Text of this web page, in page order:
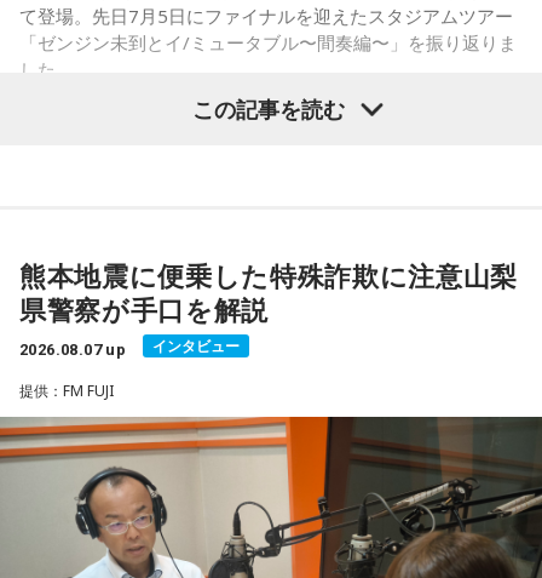
・旅行や出張へ出発する
・新しい挑戦を始める
一方で、「戻る」という意味合いから、結婚や結納などのお
寅の日は、お金に関する縁起の良い日として知られているこ
とから、財布を購入したり、使い始めたりするタイミングと
して選ぶ人もいます。
「お金が無事に戻ってくる」という言い伝えに由来するもの
で、開運アクションとして親しまれている考え方です。
ただし、財布を新調したからといって金運の上昇が保証され
るわけではありません。あくまでも縁起担ぎとして取り入れ
られている習慣です。
て登場。先日7月5日にファイナルを迎えたスタジアムツアー
「ゼンジン未到とイ/ミュータブル〜間奏編〜」を振り返りま
した。
＜リスナーからのメッセージ＞
ミセス先生、こんばんは！ 7月5日のファイナルに参戦しまし
た！ 私にとって初めての「ゼンジン」シリーズだったので、
参加できて本当に良かったです。演奏が本当にかっこよく
セラ」の時の花火は相性が良すぎて、思わず泣いてしまいま
した。帰り道もプレイリストを聴きながら帰っていたのです
がその余韻でまたウルウルしてしまいました。最高の景色と
最高の演奏を、本当にありがとうございました。（埼玉県 18
歳 女の子）
この記事を読む
熊本地震に便乗した特殊詐欺に注意山梨
県警察が手口を解説
2026.08.07 up インタビュー
提供：FM FUJI